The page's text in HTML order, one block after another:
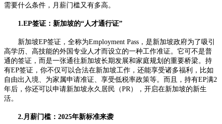
需要什么条件，月薪门槛又有多高。
1.EP签证：新加坡的“人才通行证”
新加坡EP签证，全称为Employment Pass，是新加坡政府为了吸引
高学历、高技能的外国专业人才而设立的一种工作准证。它可不是普
通的签证，而是一张通往新加坡长期发展和家庭规划的重要桥梁。持
有EP签证，你不仅可以合法在新加坡工作，还能享受诸多福利，比如
自由出入境、为家属申请准证、享受低税率政策等。而且，持有EP满2
年后，你还可以申请新加坡永久居民（PR），开启在新加坡的新生
活。
2.月薪门槛：2025年新标准来袭